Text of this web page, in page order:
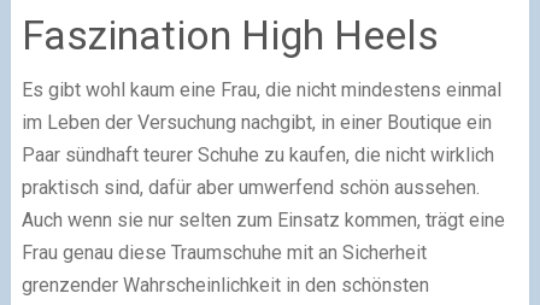
Faszination High Heels
Es gibt wohl kaum eine Frau, die nicht mindestens einmal
im Leben der Versuchung nachgibt, in einer Boutique ein
Paar sündhaft teurer Schuhe zu kaufen, die nicht wirklich
praktisch sind, dafür aber umwerfend schön aussehen.
Auch wenn sie nur selten zum Einsatz kommen, trägt eine
Frau genau diese Traumschuhe mit an Sicherheit
grenzender Wahrscheinlichkeit in den schönsten